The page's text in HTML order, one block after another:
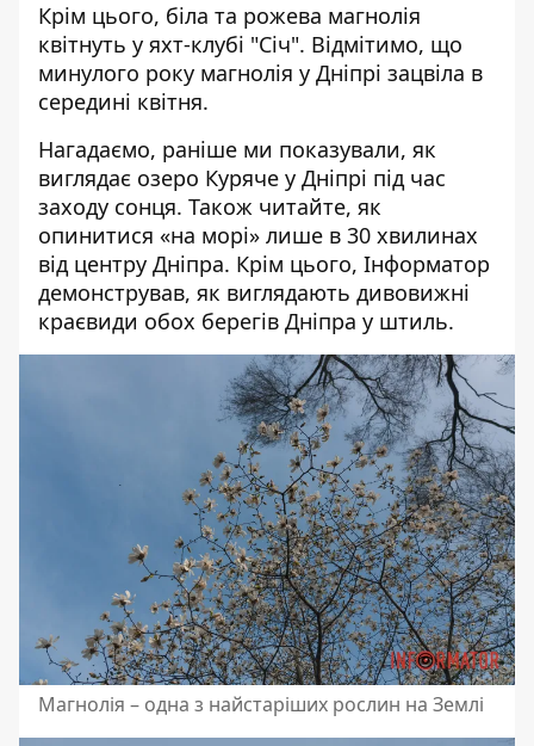
Крім цього, біла та рожева магнолія
квітнуть у яхт-клубі "Січ". Відмітимо, що
минулого року магнолія у Дніпрі зацвіла в
середині квітня.
Нагадаємо, раніше ми показували, як
виглядає озеро Куряче у Дніпрі під час
заходу сонця. Також читайте, як
опинитися «на морі» лише в 30 хвилинах
від центру Дніпра. Крім цього, Інформатор
демонстрував, як виглядають дивовижні
краєвиди обох берегів Дніпра у штиль.
Магнолія – одна з найстаріших рослин на Землі